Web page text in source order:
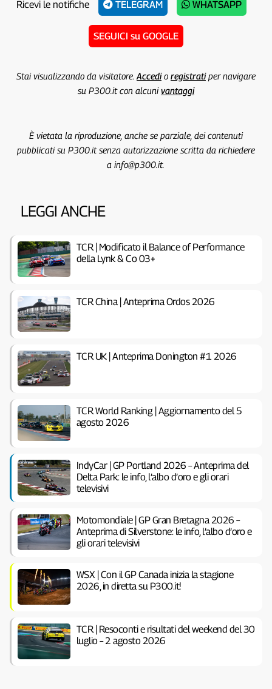
Ricevi le notifiche TELEGRAM WHATSAPP
SEGUICI su GOOGLE
Stai visualizzando da visitatore. Accedio registratiper navigare
su P300.it con alcunivantaggi
È vietata la riproduzione, anche se parziale, dei contenuti
pubblicati su P300.it senza autorizzazione scritta da richiedere
a info@p300.it.
LEGGI ANCHE
TCR | Modificato il Balance of Performance
della Lynk & Co 03+
TCR China | Anteprima Ordos 2026
TCR UK | Anteprima Donington #1 2026
TCR World Ranking | Aggiornamento del 5
agosto 2026
IndyCar | GP Portland 2026 – Anteprima del
Delta Park: le info, l’albo d’oro e gli orari
televisivi
Motomondiale | GP Gran Bretagna 2026 –
Anteprima di Silverstone: le info, l’albo d’oro e
gli orari televisivi
WSX | Con il GP Canada inizia la stagione
2026, in diretta su P300.it!
TCR | Resoconti e risultati del weekend del 30
luglio – 2 agosto 2026